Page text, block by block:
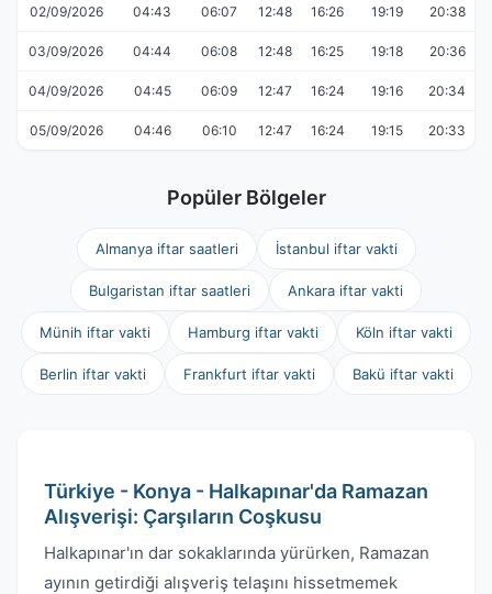
02/09/2026 04:43 06:07 12:48 16:26 19:19 20:38
03/09/2026 04:44 06:08 12:48 16:25 19:18 20:36
04/09/2026 04:45 06:09 12:47 16:24 19:16 20:34
05/09/2026 04:46 06:10 12:47 16:24 19:15 20:33
Popüler Bölgeler
Almanya iftar saatleri İstanbul iftar vakti
Bulgaristan iftar saatleri Ankara iftar vakti
Münih iftar vakti Hamburg iftar vakti Köln iftar vakti
Berlin iftar vakti Frankfurt iftar vakti Bakü iftar vakti
Türkiye - Konya - Halkapınar'da Ramazan
Alışverişi: Çarşıların Coşkusu
Halkapınar'ın dar sokaklarında yürürken, Ramazan
ayının getirdiği alışveriş telaşını hissetmemek